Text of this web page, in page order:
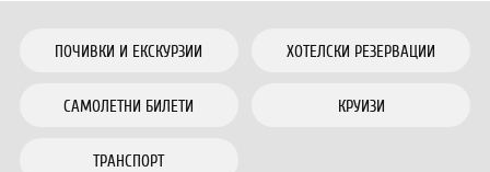
ПОЧИВКИ И ЕКСКУРЗИИ ХОТЕЛСКИ РЕЗЕРВАЦИИ
САМОЛЕТНИ БИЛЕТИ КРУИЗИ
ТРАНСПОРТ